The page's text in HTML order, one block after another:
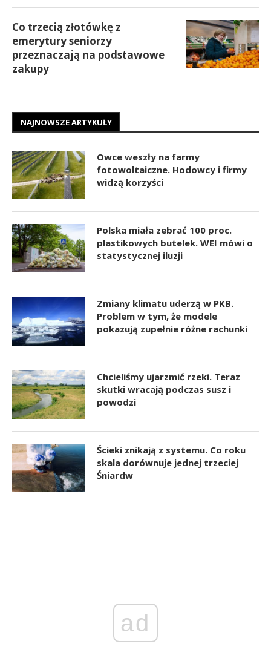
Co trzecią złotówkę z
emerytury seniorzy
przeznaczają na podstawowe
zakupy
NAJNOWSZE ARTYKUŁY
Owce weszły na farmy
fotowoltaiczne. Hodowcy i firmy
widzą korzyści
Polska miała zebrać 100 proc.
plastikowych butelek. WEI mówi o
statystycznej iluzji
Zmiany klimatu uderzą w PKB.
Problem w tym, że modele
pokazują zupełnie różne rachunki
Chcieliśmy ujarzmić rzeki. Teraz
skutki wracają podczas susz i
powodzi
Ścieki znikają z systemu. Co roku
skala dorównuje jednej trzeciej
Śniardw
ad